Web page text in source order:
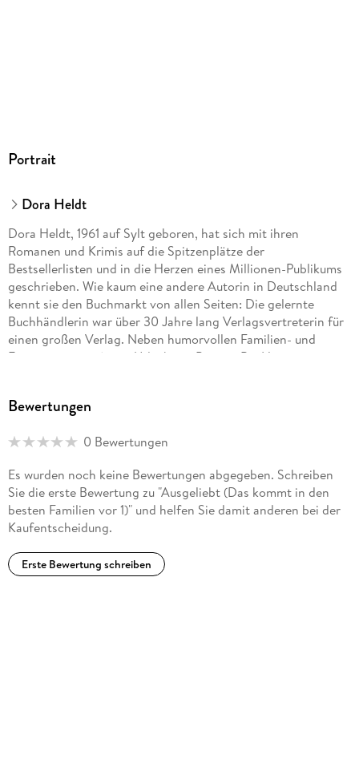
Portrait
Dora Heldt
Dora Heldt, 1961 auf Sylt geboren, hat sich mit ihren
Romanen und Krimis auf die Spitzenplätze der
Bestsellerlisten und in die Herzen eines Millionen-Publikums
geschrieben. Wie kaum eine andere Autorin in Deutschland
kennt sie den Buchmarkt von allen Seiten: Die gelernte
Buchhändlerin war über 30 Jahre lang Verlagsvertreterin für
einen großen Verlag. Neben humorvollen Familien- und
Frauenromanen (u. a. »Urlaub mit Papa«, »Bei Hitze ist es
skurrilen Sylt-Krimis (u. a. »Wir sind die Guten«), Erzählungen
ebenso wie die zu den Menschen dort fängt Dora Heldt auf
Bewertungen
0 Bewertungen
Es wurden noch keine Bewertungen abgegeben. Schreiben
Sie die erste Bewertung zu "Ausgeliebt (Das kommt in den
besten Familien vor 1)" und helfen Sie damit anderen bei der
Kaufentscheidung.
Erste Bewertung schreiben